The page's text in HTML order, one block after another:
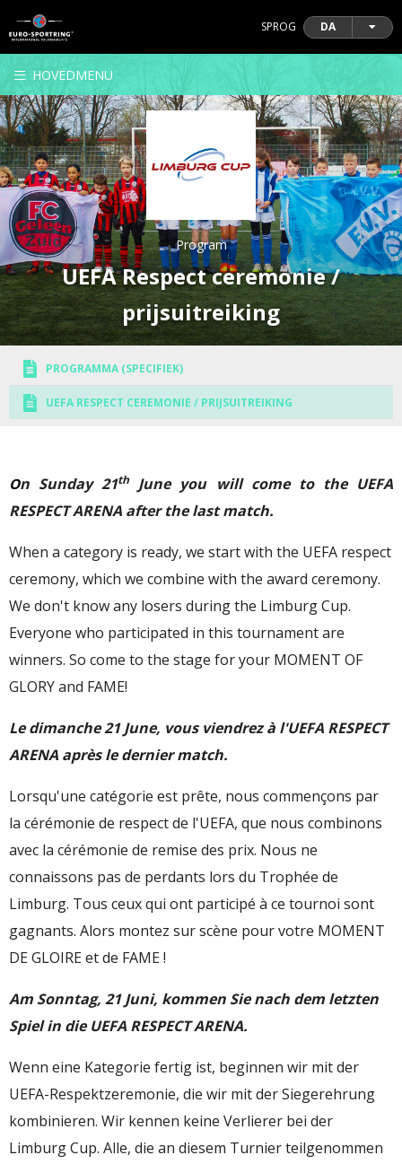
SPROG DA
HOVEDMENU
Program
UEFA Respect ceremonie /
prijsuitreiking
PROGRAMMA (SPECIFIEK)
UEFA RESPECT CEREMONIE / PRIJSUITREIKING
On Sunday 21th
June you will come to the UEFA
RESPECT ARENA after the last match.
When a category is ready, we start with the UEFA respect
ceremony, which we combine with the award ceremony.
We don't know any losers during the Limburg Cup.
Everyone who participated in this tournament are
winners. So come to the stage for your MOMENT OF
GLORY and FAME!
Le dimanche 21 June, vous viendrez à l'UEFA RESPECT
ARENA après le dernier match.
Lorsqu'une catégorie est prête, nous commençons par
la cérémonie de respect de l'UEFA, que nous combinons
avec la cérémonie de remise des prix. Nous ne
connaissons pas de perdants lors du Trophée de
Limburg. Tous ceux qui ont participé à ce tournoi sont
gagnants. Alors montez sur scène pour votre MOMENT
DE GLOIRE et de FAME !
Am Sonntag, 21 Juni, kommen Sie nach dem letzten
Spiel in die UEFA RESPECT ARENA.
Wenn eine Kategorie fertig ist, beginnen wir mit der
UEFA-Respektzeremonie, die wir mit der Siegerehrung
kombinieren. Wir kennen keine Verlierer bei der
Limburg Cup. Alle, die an diesem Turnier teilgenommen